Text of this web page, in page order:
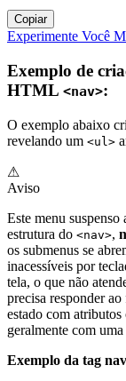
Copiar
Experimente Você
Exemplo de
HTML <nav>:
O exemplo abaixo
revelando um <ul>
⚠
Aviso
Este menu suspenso
estrutura do <nav>,
os submenus se
inacessíveis por
tela, o que não
precisa responder
estado com atributos
geralmente com
Exemplo da tag